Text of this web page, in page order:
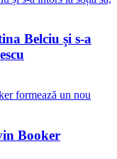
Belciu și s-a
Booker